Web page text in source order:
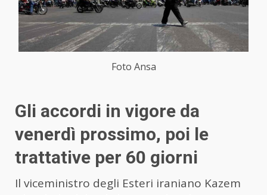
Foto Ansa
Gli accordi in vigore da
venerdì prossimo, poi le
trattative per 60 giorni
Il viceministro degli Esteri iraniano Kazem